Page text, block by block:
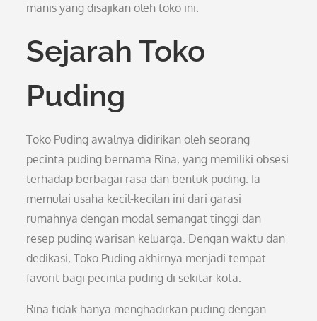
manis yang disajikan oleh toko ini.
Sejarah Toko
Puding
Toko Puding awalnya didirikan oleh seorang
pecinta puding bernama Rina, yang memiliki obsesi
terhadap berbagai rasa dan bentuk puding. Ia
memulai usaha kecil-kecilan ini dari garasi
rumahnya dengan modal semangat tinggi dan
resep puding warisan keluarga. Dengan waktu dan
dedikasi, Toko Puding akhirnya menjadi tempat
favorit bagi pecinta puding di sekitar kota.
Rina tidak hanya menghadirkan puding dengan